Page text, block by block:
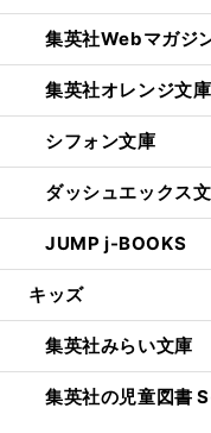
集英社Webマガジ
集英社オレンジ文庫
シフォン文庫
ダッシュエックス
JUMP j-BOOKS
キッズ
集英社みらい文庫
集英社の児童図書